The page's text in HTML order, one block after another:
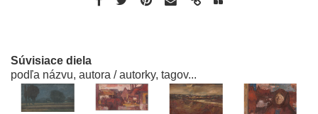
Súvisiace diela
podľa názvu, autora / autorky, tagov...